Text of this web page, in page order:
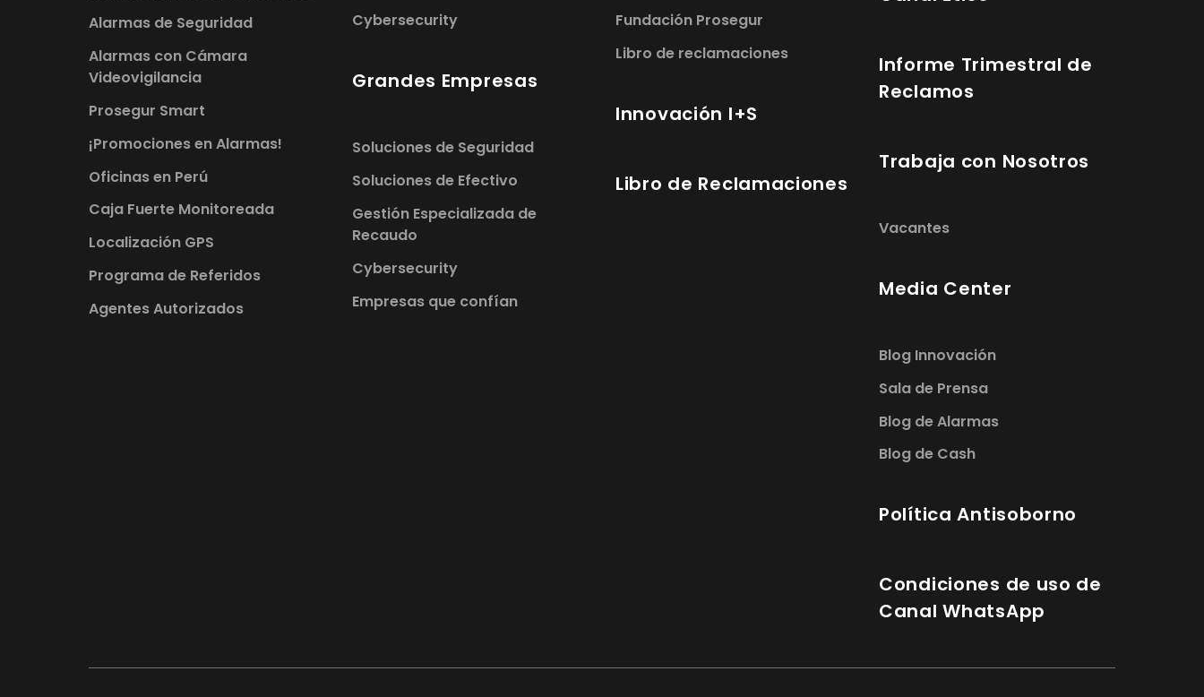
Alarmas de Seguridad
Alarmas con Cámara
Videovigilancia
Prosegur Smart
¡Promociones en Alarmas!
Oficinas en Perú
Caja Fuerte Monitoreada
Localización GPS
Programa de Referidos
Agentes Autorizados
Cybersecurity​​​​​​​
Grandes Empresas
Soluciones de Seguridad
Soluciones de Efectivo
Gestión Especializada de
Recaudo
Cybersecurity
Empresas que confían
Fundación Prosegur
Libro de reclamaciones
Innovación I+S
Libro de Reclamaciones
Informe Trimestral de
Reclamos
Trabaja con Nosotros
Vacantes
Media Center
Blog Innovación
Sala de Prensa
Blog de Alarmas
Blog de Cash
Política Antisoborno
Condiciones de uso de
Canal WhatsApp